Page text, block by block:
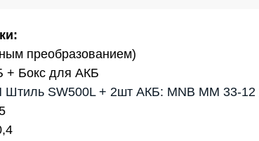
преобразованием)
Бокс для АКБ
SW500L + 2шт АКБ: MNB MM 33-12